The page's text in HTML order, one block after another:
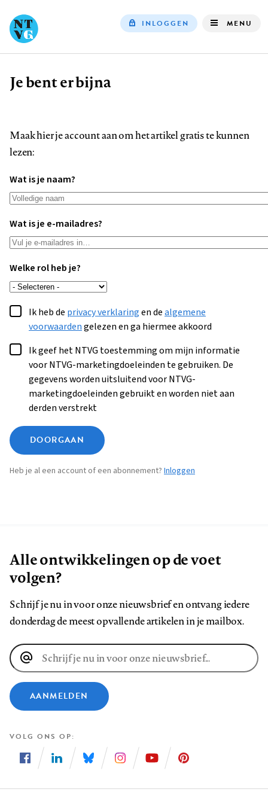
INLOGGEN MENU
Kruimelpad
Je bent er bijna
Maak hier je account aan om het artikel gratis te kunnen
lezen:
Wat is je naam?
Wat is je e-mailadres?
Welke rol heb je?
Ik heb de privacy verklaringen dealgemene
voorwaardengelezen en ga hiermee akkoord
Ik geef het NTVG toestemming om mijn informatie
voor NTVG-marketingdoeleinden te gebruiken. De
gegevens worden uitsluitend voor NTVG-
marketingdoeleinden gebruikt en worden niet aan
derden verstrekt
DOORGAAN
Heb je al een account of een abonnement? Inloggen
Alle ontwikkelingen op de voet
volgen?
Schrijf je nu in voor onze nieuwsbrief en ontvang iedere
donderdag de meest opvallende artikelen in je mailbox.
E-
mailadres
AANMELDEN
VOLG ONS OP
ons
ons
ons
ons
ons
ons